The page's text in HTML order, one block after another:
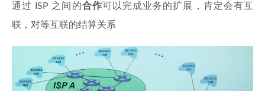
通过 ISP 之间的合作可以完成业务的扩展，肯定会有互
联，对等互联的结算关系